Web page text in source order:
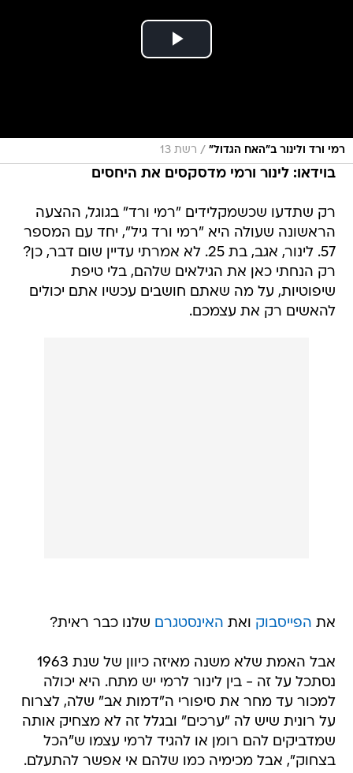
רמי ורד ולינור ב"האח הגדול" / רשת 13
בוידאו: לינור ורמי מדסקסים את היחסים
רק שתדעו שכשמקלידים "רמי ורד" בגוגל, ההצעה
הראשונה שעולה היא "רמי ורד גיל", יחד עם המספר
57. לינור, אגב, בת 25. לא אמרתי עדיין שום דבר, כן?
רק הנחתי כאן את הגילאים שלהם, בלי טיפת
שיפוטיות, על מה שאתם חושבים עכשיו אתם יכולים
להאשים רק את עצמכם.
את הפייסבוק ואת האינסטגרם שלנו כבר ראית?
אבל האמת שלא משנה מאיזה כיוון של שנת 1963
נסתכל על זה - בין לינור לרמי יש מתח. היא יכולה
למכור עד מחר את סיפורי ה"דמות אב" שלה, לצרוח
על רונית שיש לה "ערכים" ובגלל זה לא מצחיק אותה
שמדביקים להם רומן או להגיד לרמי עצמו ש"הכל
בצחוק", אבל מכימיה כמו שלהם אי אפשר להתעלם.